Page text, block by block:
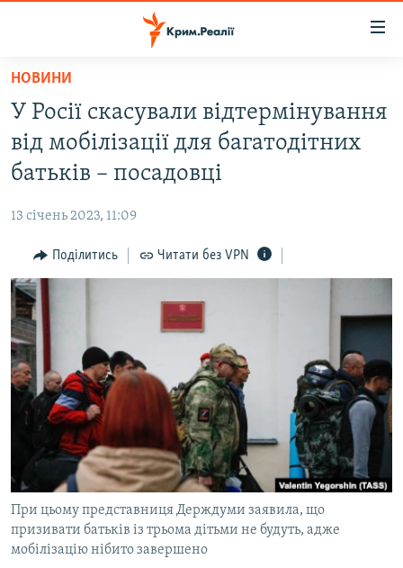
Перейти
основного
матеріалу
Перейти
до
основної
Перейти
до
пошуку
ВОДА.КРИМ
ВІДЕО ТА ФОТО
БЛОГИ
ПОГЛЯД
ІНТЕРВ'Ю
ВСЕ ЗА ДЕНЬ
СПЕЦПРОЕКТИ
ДЕПОРТАЦІЯ
ВІДЕОУРОКИ «ELIFBE»
СВІДЧЕННЯ ОКУПАЦІЇ
УКРАЇНСЬКА ПРОБЛЕМА КРИМУ
ІНФОГРАФІКА
ЯК ОБІЙТИ БЛОКУВАННЯ
Русский
Qırımtatar
ДОЛУЧАЙСЯ!
НОВИНИ
У Росії скасували відтермінування
від мобілізації для багатодітних
батьків – посадовці
13 січень 2023, 11:09
Поділитись Читати без VPN
При цьому представниця Держдуми заявила, що
призивати батьків із трьома дітьми не будуть, адже
мобілізацію нібито завершено